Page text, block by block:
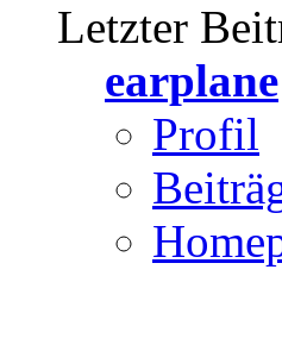
Letzter
earplane
Profil